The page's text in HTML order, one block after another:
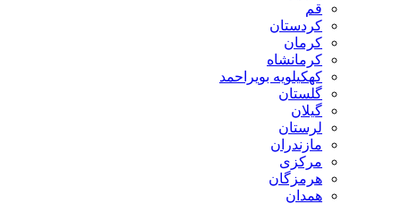
قم
کردستان
کرمان
کرمانشاه
کهکیلویه بویراحمد
گلستان
گیلان
لرستان
مازندران
مرکزی
هرمزگان
همدان